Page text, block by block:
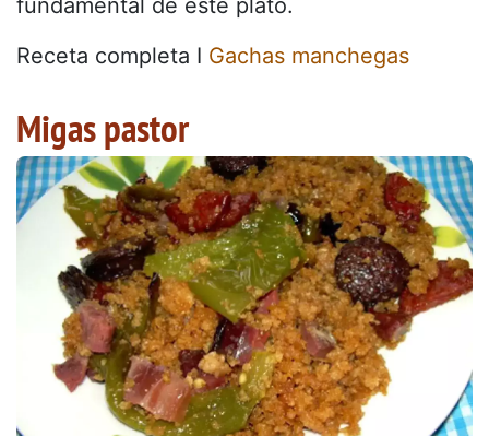
fundamental de este plato.
Receta completa I Gachas manchegas
Migas pastor